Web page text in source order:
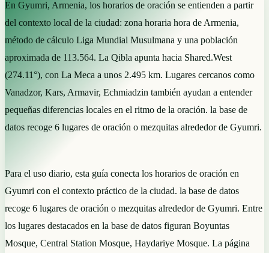
En Gyumri, Armenia, los horarios de oración se entienden a partir
del contexto local de la ciudad: zona horaria hora de Armenia,
método de cálculo Liga Mundial Musulmana y una población
aproximada de 113.564. La Qibla apunta hacia Shared.West
(274.11°), con La Meca a unos 2.495 km. Lugares cercanos como
Vanadzor, Kars, Armavir, Echmiadzin también ayudan a entender
pequeñas diferencias locales en el ritmo de la oración. la base de
datos recoge 6 lugares de oración o mezquitas alrededor de Gyumri.
Para el uso diario, esta guía conecta los horarios de oración en
Gyumri con el contexto práctico de la ciudad. la base de datos
recoge 6 lugares de oración o mezquitas alrededor de Gyumri. Entre
los lugares destacados en la base de datos figuran Boyuntas
Mosque, Central Station Mosque, Haydariye Mosque. La página